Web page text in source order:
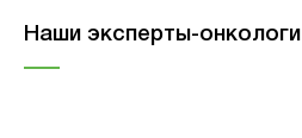
Наши эксперты-онкологи